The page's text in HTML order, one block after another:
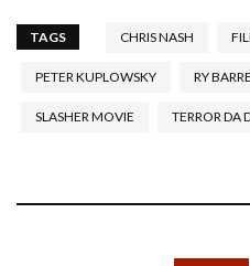
TAGS CHRIS NASH
PETER KUPLOWSKY RY
SLASHER MOVIE TERROR DA